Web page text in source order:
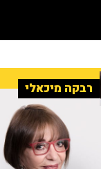
רבקה מיכאלי